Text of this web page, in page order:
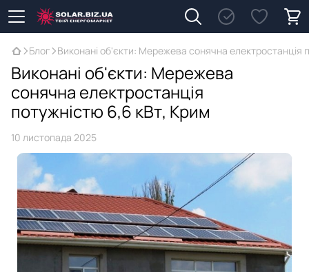
Блог Виконані об'єкти: Мережева сонячна електростанція
Виконані об'єкти: Мережева
сонячна електростанція
потужністю 6,6 кВт, Крим
10 листопада 2025